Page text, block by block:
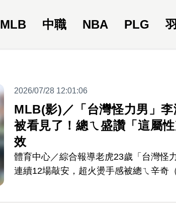
MLB 中職 NBA PLG
2026/07/28 12:01:06
MLB(影)／「台灣怪力男」
被看見了！總ㄟ盛讚「這屬
效
體育中心／綜合報導老虎23歲「台灣怪
連續12場敲安，超火燙手感被總ㄟ辛奇